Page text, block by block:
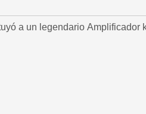
a un legendario Amplificador